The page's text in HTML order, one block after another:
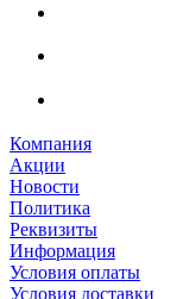
Компания
Акции
Новости
Политика
Реквизиты
Информация
Условия оплаты
Условия доставки